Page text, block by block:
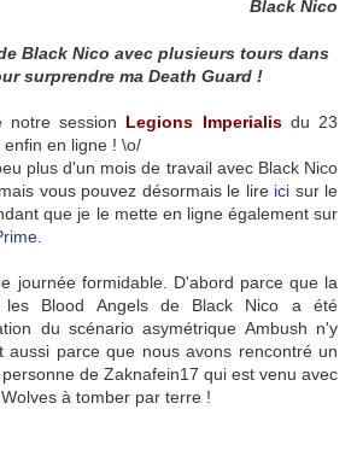
Black Nico
Black Nico avec plusieurs tours dans
surprendre ma Death Guard !
notre session Legions Imperialisdu 23
en ligne ! \o/
plus d'un mois de travail avec Black Nico
vous pouvez désormais le lire ici sur le
que je le mette en ligne également sur
journée formidable. D'abord parce que la
les Blood Angels de Black Nico a été
du scénario asymétrique Ambush n'y
aussi parce que nous avons rencontré un
de Zaknafein17 qui est venu avec
à tomber par terre !